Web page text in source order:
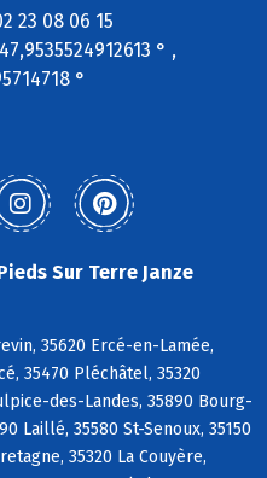
23 08 06 15
° ,
°
Sur Terre Janze
35620 Ercé-en-Lamée,
35470 Pléchâtel, 35320
des-Landes, 35890 Bourg-
Laillé, 35580 St-Senoux, 35150
35320 La Couyère,